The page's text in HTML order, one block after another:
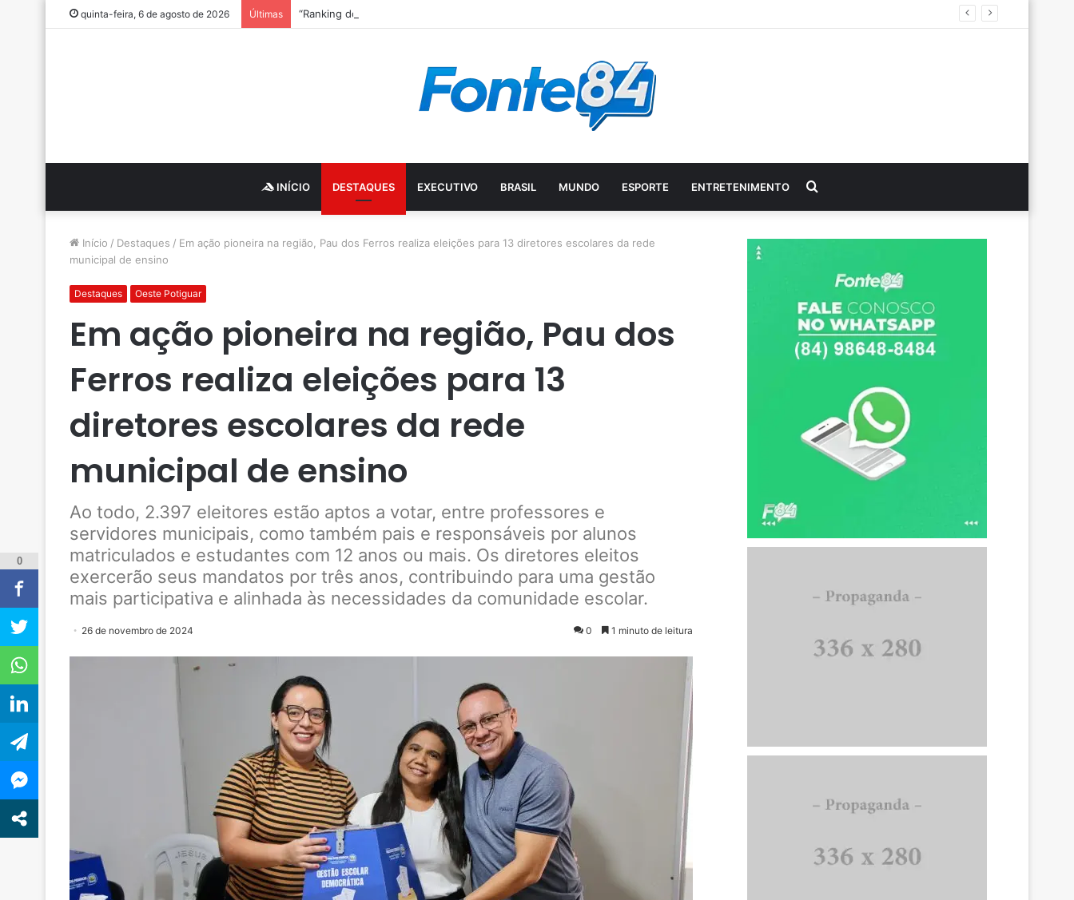
quinta-feira, 6 de agosto de 2026 Últimas
INÍCIO DESTAQUES EXECUTIVO BRASIL MUNDO ESPORTE ENTRETENIMENTO
por
Início / Destaques / Em ação pioneira na região, Pau dos Ferros realiza eleições para 13 diretores escolares da rede
municipal de ensino
Destaques Oeste Potiguar
Em ação pioneira na região, Pau dos
Ferros realiza eleições para 13
diretores escolares da rede
municipal de ensino
Ao todo, 2.397 eleitores estão aptos a votar, entre professores e
servidores municipais, como também pais e responsáveis por alunos
matriculados e estudantes com 12 anos ou mais. Os diretores eleitos
exercerão seus mandatos por três anos, contribuindo para uma gestão
mais participativa e alinhada às necessidades da comunidade escolar.
26 de novembro de 2024 0 1 minuto de leitura
0